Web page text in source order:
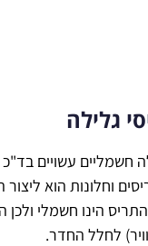
גלילה
חשמליים עשויים
וחלונות הוא
הינו חשמלי
לחלל החדר.